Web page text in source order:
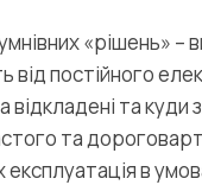
«рішень» –
від постійного
та куди
та
в